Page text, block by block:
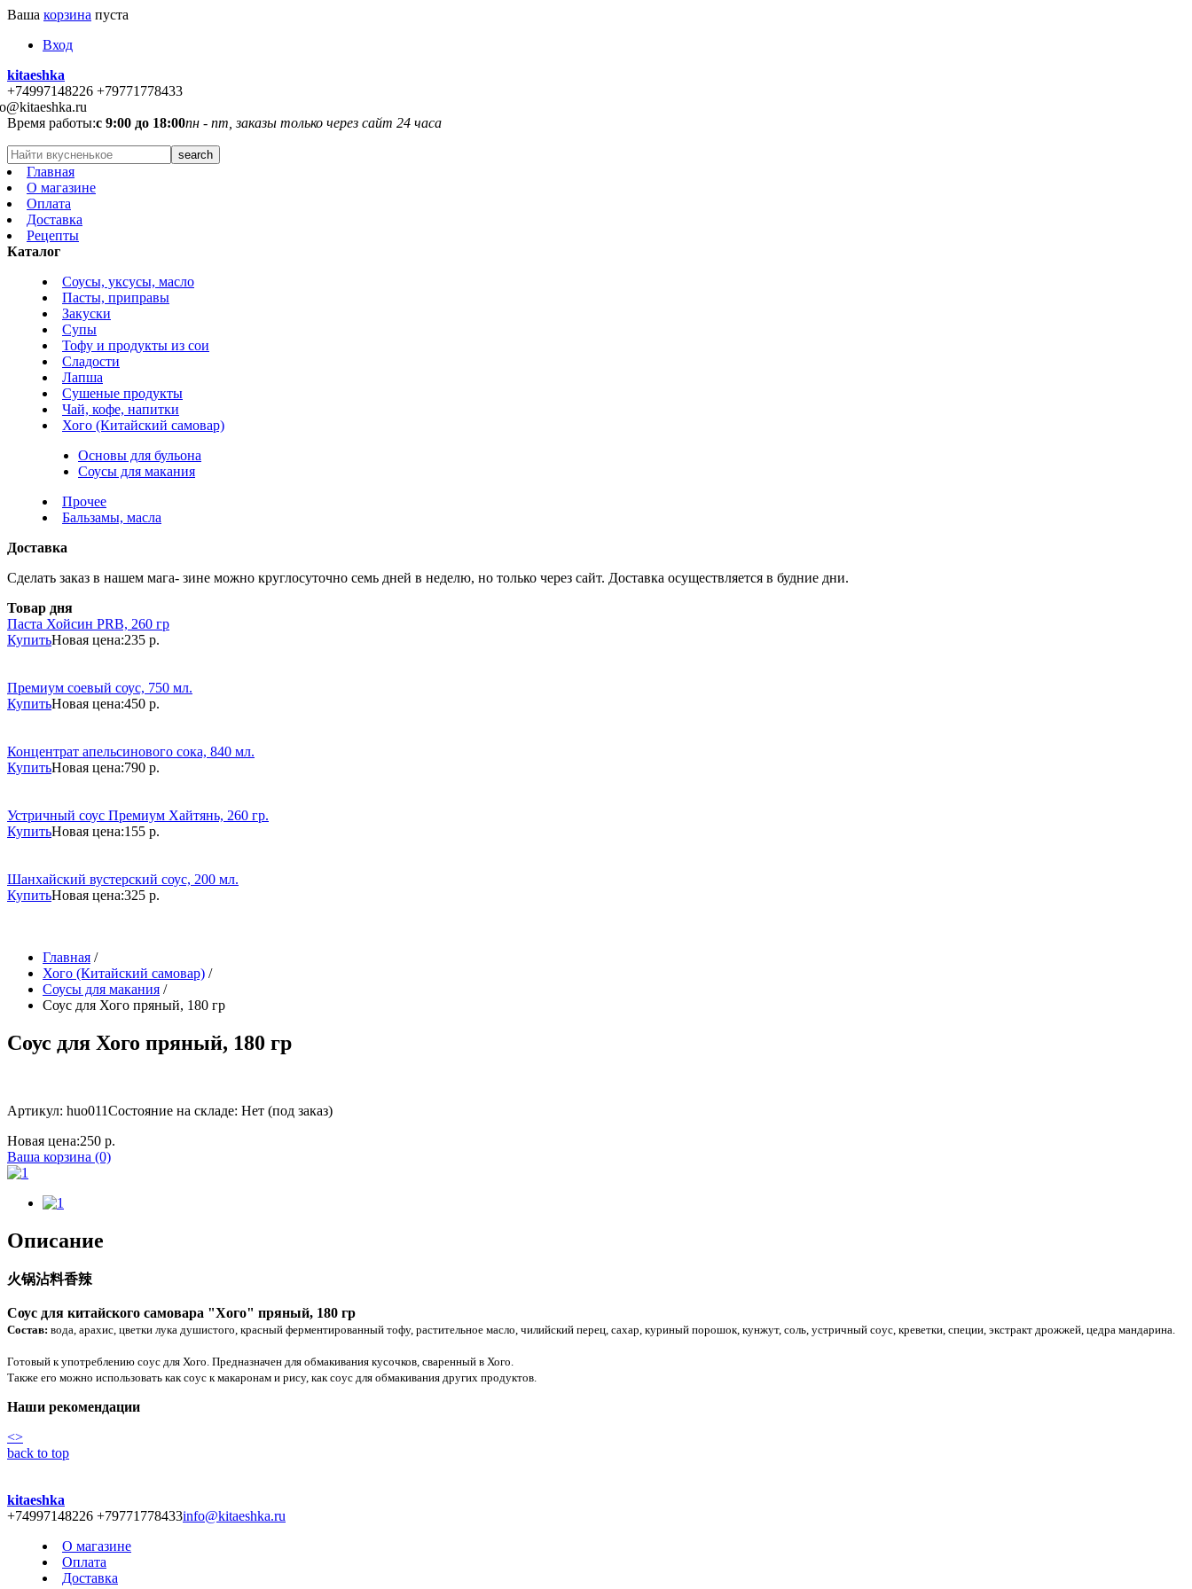
Ваша корзина пуста
Вход
kitaeshka
+74997148226 +79771778433
Время работы:с 9:00 до 18:00пн - пт, заказы только через сайт 24 часа
Главная
О магазине
Оплата
Доставка
Рецепты
Каталог
Соусы, уксусы, масло
Пасты, приправы
Закуски
Супы
Тофу и продукты из сои
Сладости
Лапша
Сушеные продукты
Чай, кофе, напитки
Хого (Китайский самовар)
Основы для бульона
Соусы для макания
Прочее
Бальзамы, масла
Доставка
Сделать заказ в нашем мага- зине можно круглосуточно семь дней в неделю, но только через сайт. Доставка осуществляется в будние дни.
Товар дня
Паста Хойсин PRB, 260 гр
КупитьНовая цена:235 р.
Премиум соевый соус, 750 мл.
КупитьНовая цена:450 р.
Концентрат апельсинового сока, 840 мл.
КупитьНовая цена:790 р.
Устричный соус Премиум Хайтянь, 260 гр.
КупитьНовая цена:155 р.
Шанхайский вустерский соус, 200 мл.
КупитьНовая цена:325 р.
Главная /
Хого (Китайский самовар) /
Соусы для макания /
Соус для Хого пряный, 180 гр
Соус для Хого пряный, 180 гр
Артикул: huo011Состояние на складе: Нет (под заказ)
Новая цена:250 р.
Ваша корзина (0)
Описание
火锅沾料香辣
Соус для китайского самовара "Хого" пряный, 180 гр
Состав: вода, арахис, цветки лука душистого, красный ферментированный тофу, растительное масло, чилийский перец, сахар, куриный порошок, кунжут, соль, устричный соус, креветки, специи, экстракт дрожжей, цедра мандарина.
Готовый к употреблению соус для Хого. Предназначен для обмакивания кусочков, сваренный в Хого.
Также его можно использовать как соус к макаронам и рису, как соус для обмакивания других продуктов.
Наши рекомендации
<>
back to top
kitaeshka
+74997148226 +79771778433info@kitaeshka.ru
О магазине
Оплата
Доставка